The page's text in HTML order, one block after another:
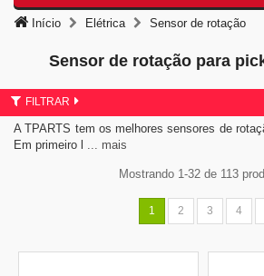
Início Elétrica Sensor de rotação
Sensor de rotação para
FILTRAR
A TPARTS tem os melhores sensores de
Em primeiro l ... mais
Mostrando 1-32 de 113
1 2 3 4